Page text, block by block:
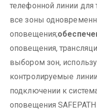
телефонной линии для
все зоны
оповещения;
оповещения,
выбором зон,
контролируемые
подключении к
оповещения